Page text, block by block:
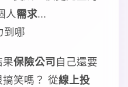
人需求...
到哪
果保險公司自己還要
笑嗎？ 從線上投